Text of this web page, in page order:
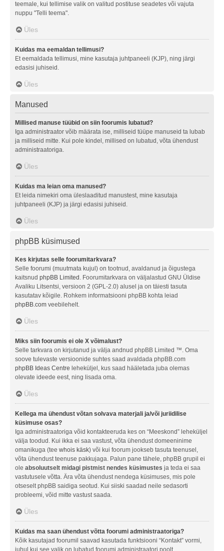
teemale, kui tellimise valik on valitud postituse seadetes või vajuta
nuppu "Telli teema".
Üles
Kuidas ma eemaldan tellimusi?
Et eemaldada tellimusi, mine kasutaja juhtpaneeli (KJP), ning järgi
edasisi juhiseid.
Üles
Manused
Millised manuse tüübid on siin foorumis lubatud?
Iga administraator võib määrata ise, milliseid tüüpe manuseid ta lubab
ja milliseid mitte. Kui pole kindel, millised on lubatud, võta ühendust
administraatoriga.
Üles
Kuidas ma leian oma manused?
Et leida nimekiri oma üleslaaditud manustest, mine kasutaja
juhtpaneeli (KJP) ja järgi edasisi juhiseid.
Üles
phpBB küsimused
Kes kirjutas selle foorumitarkvara?
Selle foorumi (muutmata kujul) on tootnud, avaldanud ja õigustega
kaitsnud phpBB Limited . Foorumitarkvara on väljalastud GNU Üldise
Avaliku Litsentsi, versioon 2 (GPL-2.0) alusel ja on täiesti tasuta
kasutatav kõigile. Rohkem informatsiooni phpBB kohta leiad
phpBB.com veebilehelt.
Üles
Miks siin foorumis ei ole X võimalust?
Selle tarkvara on kirjutanud ja välja andnud phpBB Limited ™. Oma
soove tulevaste versioonide suhtes saad avaldada phpBB.com
phpBB Ideas Centre leheküljel, kus saad hääletada juba olemas
olevate ideede eest, ning lisada oma.
Üles
Kellega ma ühendust võtan solvava materjali ja/või juriidilise
küsimuse osas?
Iga administraatoriga võid kontakteeruda kes on “Meeskond” leheküljel
välja toodud. Kui ikka ei saa vastust, võta ühendust domeeninime
omanikuga (tee whois käsk) või kui foorum jookseb tasuta teenusel,
võta ühendust teenuse pakkujaga. Palun pane tähele, phpBB grupil ei
ole absoluutselt midagi pistmist nendes küsimustes ja teda ei saa
vastutusele võtta. Ära võta ühendust nendega küsimuses, mis pole
otseselt phpBB saidiga seotud. Kui siiski saadad neile sedasorti
probleemi, võid mitte vastust saada.
Üles
Kuidas ma saan ühendust võtta foorumi administraatoriga?
Kõik kasutajad foorumil saavad kasutada funktsiooni “Kontakt” vormi,
juhul kui see valik on lubatud foorumi administraatori poolt.